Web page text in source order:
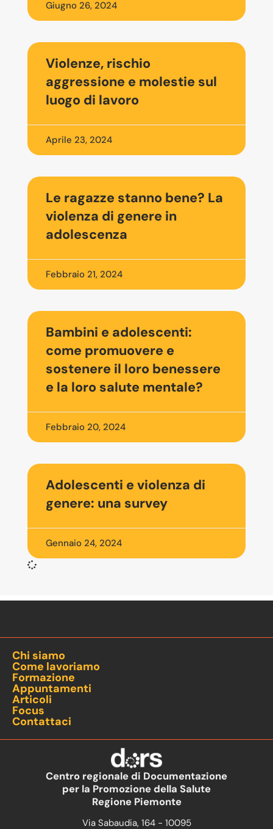
Giugno 26, 2024
Violenze, rischio
aggressione e molestie sul
luogo di lavoro
Aprile 23, 2024
Le ragazze stanno bene? La
violenza di genere in
adolescenza
Febbraio 21, 2024
Bambini e adolescenti:
come promuovere e
sostenere il loro benessere
e la loro salute mentale?
Febbraio 20, 2024
Adolescenti e violenza di
genere: una survey
Gennaio 24, 2024
Chi siamo
Come lavoriamo
Formazione
Appuntamenti
Articoli
Focus
Contattaci
Centro regionale di Documentazione
per la Promozione della Salute
Regione Piemonte
Via Sabaudia, 164 - 10095